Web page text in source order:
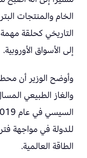
الخام والمنتجات
التاريخي كحلقة
إلى الأسواق الأوروبية.
وأوضح الوزير أن
والغاز الطبيعي
للدولة في مواجهة
الطاقة العالمية.